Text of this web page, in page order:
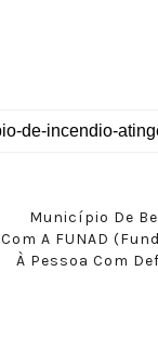
Município De
Com A FUNAD
À Pessoa Com